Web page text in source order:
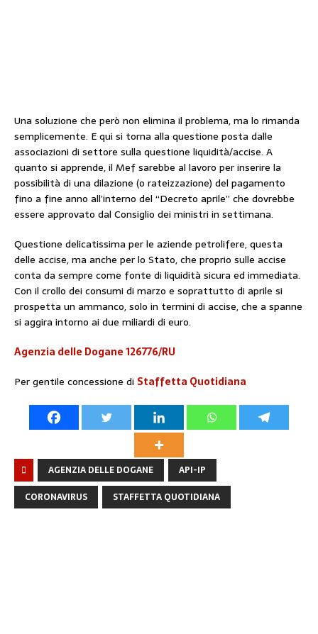
Una soluzione che però non elimina il problema, ma lo rimanda
semplicemente. E qui si torna alla questione posta dalle
associazioni di settore sulla questione liquidità/accise. A
quanto si apprende, il Mef sarebbe al lavoro per inserire la
possibilità di una dilazione (o rateizzazione) del pagamento
fino a fine anno all’interno del “Decreto aprile” che dovrebbe
essere approvato dal Consiglio dei ministri in settimana.
Questione delicatissima per le aziende petrolifere, questa
delle accise, ma anche per lo Stato, che proprio sulle accise
conta da sempre come fonte di liquidità sicura ed immediata.
Con il crollo dei consumi di marzo e soprattutto di aprile si
prospetta un ammanco, solo in termini di accise, che a spanne
si aggira intorno ai due miliardi di euro.
Agenzia delle Dogane 126776/RU
Per gentile concessione di Staffetta Quotidiana
AGENZIA DELLE DOGANE
API-IP
CORONAVIRUS
STAFFETTA QUOTIDIANA